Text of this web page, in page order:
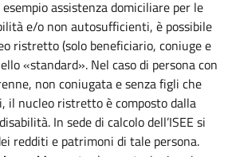
assistenza domiciliare per le
e/o non autosufficienti, è possibile
ristretto (solo beneficiario, coniuge e
«standard». Nel caso di persona con
non coniugata e senza figli che
il nucleo ristretto è composto dalla
In sede di calcolo dell’ISEE si
redditi e patrimoni di tale persona.